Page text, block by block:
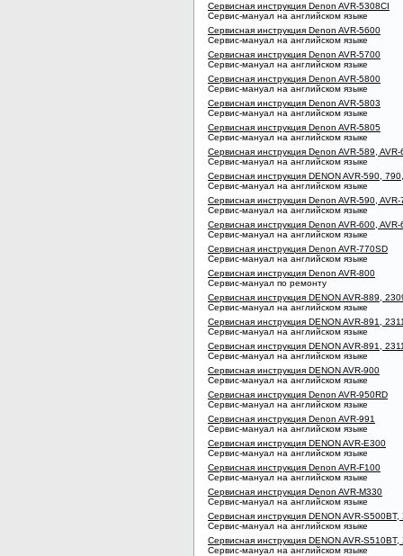
Сервисная инструкция Denon AVR-5308CI
Сервис-мануал на английском языке
Сервисная инструкция Denon AVR-5600
Сервис-мануал на английском языке
Сервисная инструкция Denon AVR-5700
Сервис-мануал на английском языке
Сервисная инструкция Denon AVR-5800
Сервис-мануал на английском языке
Сервисная инструкция Denon AVR-5803
Сервис-мануал на английском языке
Сервисная инструкция Denon AVR-5805
Сервис-мануал на английском языке
Сервисная инструкция Denon AVR-589, AVR-
Сервис-мануал на английском языке
Сервисная инструкция DENON AVR-590,
Сервис-мануал на английском языке
Сервисная инструкция Denon AVR-590, AVR-
Сервис-мануал на английском языке
Сервисная инструкция Denon AVR-600, AVR-
Сервис-мануал на английском языке
Сервисная инструкция Denon AVR-770SD
Сервис-мануал на английском языке
Сервисная инструкция Denon AVR-800
Сервис-мануал по ремонту
Сервисная инструкция DENON AVR-889,
Сервис-мануал на английском языке
Сервисная инструкция DENON AVR-891,
Сервис-мануал на английском языке
Сервисная инструкция DENON AVR-891,
Сервис-мануал на английском языке
Сервисная инструкция DENON AVR-900
Сервис-мануал на английском языке
Сервисная инструкция Denon AVR-950RD
Сервис-мануал на английском языке
Сервисная инструкция Denon AVR-991
Сервис-мануал на английском языке
Сервисная инструкция DENON AVR-E300
Сервис-мануал на английском языке
Сервисная инструкция Denon AVR-F100
Сервис-мануал на английском языке
Сервисная инструкция Denon AVR-M330
Сервис-мануал на английском языке
Сервисная инструкция DENON AVR-
Сервис-мануал на английском языке
Сервисная инструкция DENON AVR-
Сервис-мануал на английском языке